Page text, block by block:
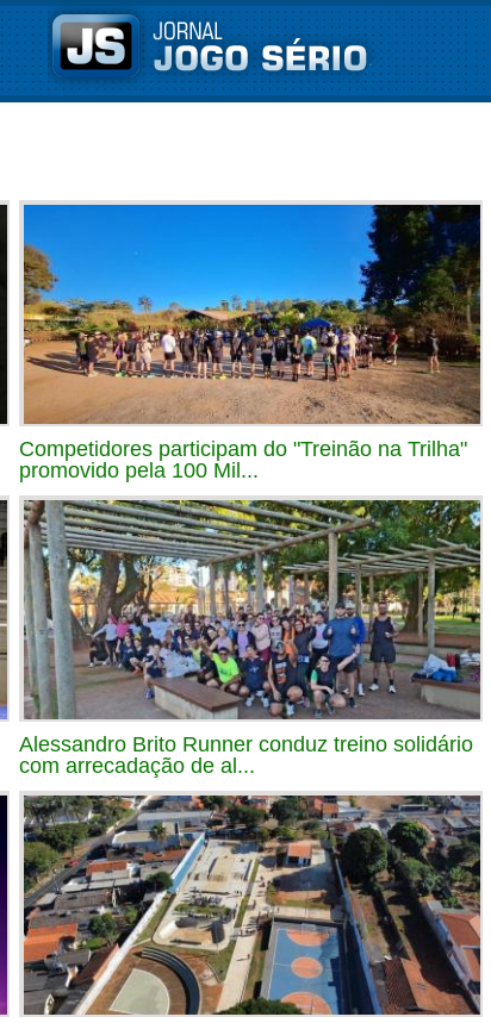
Competidores participam do "Treinão na Trilha"
promovido pela 100 Mil...
Alessandro Brito Runner conduz treino solidário
com arrecadação de al...